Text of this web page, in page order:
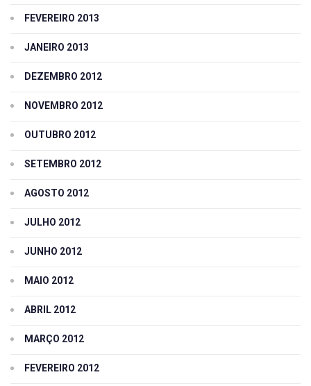
FEVEREIRO 2013
JANEIRO 2013
DEZEMBRO 2012
NOVEMBRO 2012
OUTUBRO 2012
SETEMBRO 2012
AGOSTO 2012
JULHO 2012
JUNHO 2012
MAIO 2012
ABRIL 2012
MARÇO 2012
FEVEREIRO 2012